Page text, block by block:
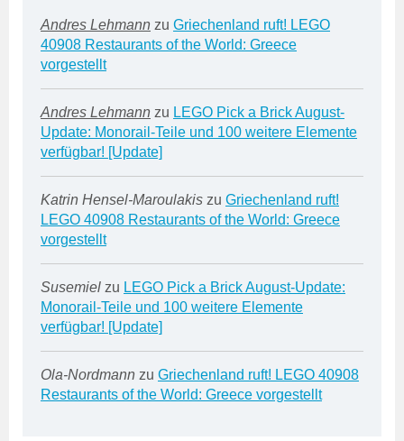
Andres Lehmann zu Griechenland ruft! LEGO
40908 Restaurants of the World: Greece
vorgestellt
Andres Lehmann zu LEGO Pick a Brick August-
Update: Monorail-Teile und 100 weitere Elemente
verfügbar! [Update]
Katrin Hensel-Maroulakis zu Griechenland ruft!
LEGO 40908 Restaurants of the World: Greece
vorgestellt
Susemiel zu LEGO Pick a Brick August-Update:
Monorail-Teile und 100 weitere Elemente
verfügbar! [Update]
Ola-Nordmann zu Griechenland ruft! LEGO 40908
Restaurants of the World: Greece vorgestellt